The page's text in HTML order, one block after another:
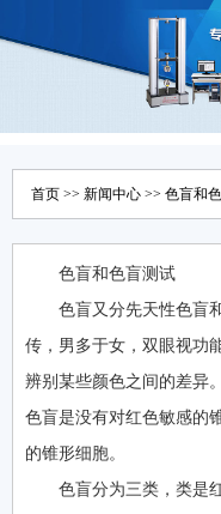
首页 >> 新闻中心 >> 色盲和
色盲和色盲测试
色盲又分先天性色盲
传，男多于女，双眼视功
辨别某些颜色之间的差异
色盲是没有对红色敏感的
的锥形细胞。
色盲分为三类，类是